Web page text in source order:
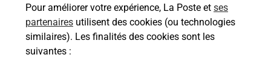
Pour améliorer votre expérience, La Poste et ses
partenaires utilisent des cookies (ou technologies
similaires). Les finalités des cookies sont les
suivantes :
1 Place De L Ecole
68720 Spechbach